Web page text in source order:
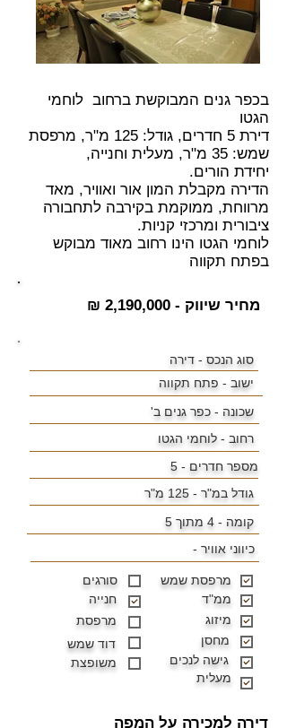
בכפר גנים המבוקשת ברחוב לוחמי
הגטו
דירת 5 חדרים, גודל: 125 מ"ר, מרפסת
שמש: 35 מ"ר, מעלית וחנייה,
יחידת הורים.
הדירה מקבלת המון אור ואוויר, מאד
מרווחת, ממוקמת בקירבה לתחבורה
ציבורית ומרכזי קניות.
לוחמי הגטו הינו רחוב מאוד מבוקש
בפתח תקווה
מחיר שיווק - 2,190,000 ₪
סוג הנכס - דירה
ישוב - פתח תקווה
שכונה - כפר גנים ב'
רחוב - לוחמי הגטו
מספר חדרים - 5
גודל במ"ר -
קומה - 4 מתוך 5
כיווני אוויר -
סורגים
חנייה
מרפסת
דוד שמש
משופצת
מרפסת שמש
ממ"ד
מיזוג
מחסן
גישה לנכים
מעלית
דירה למכירה על המפה